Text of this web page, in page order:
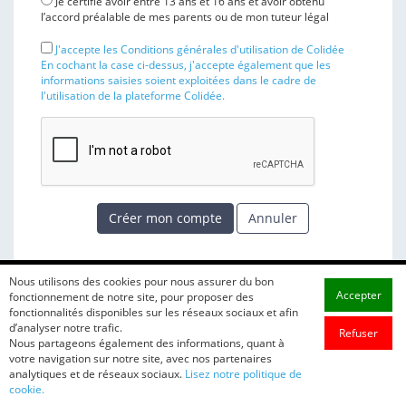
l’accord préalable de mes parents ou de mon tuteur légal
J'accepte les Conditions générales d'utilisation de Colidée
En cochant la case ci-dessus, j'accepte également que les
informations saisies soient exploitées dans le cadre de
l'utilisation de la plateforme Colidée.
Créer mon compte Annuler
Nous utilisons des cookies pour nous assurer du bon
fonctionnement de notre site, pour proposer des
fonctionnalités disponibles sur les réseaux sociaux et afin
d’analyser notre trafic.
Nous partageons également des informations, quant à
votre navigation sur notre site, avec nos partenaires
analytiques et de réseaux sociaux. Lisez notre politique de
cookie.
Accepter
Refuser